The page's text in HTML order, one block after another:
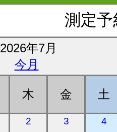
測定
2026年7月
今月
木 金 土
2 3 4